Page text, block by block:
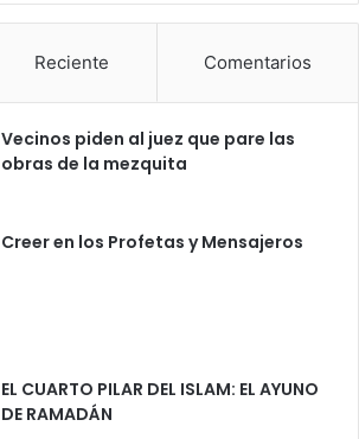
Reciente Comentarios
Vecinos piden al juez que pare las
obras de la mezquita
Creer en los Profetas y Mensajeros
EL CUARTO PILAR DEL ISLAM: EL AYUNO
DE RAMADÁN